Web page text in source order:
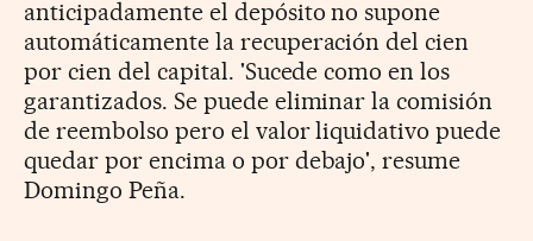
anticipadamente el depósito no supone
automáticamente la recuperación del cien
por cien del capital. 'Sucede como en los
garantizados. Se puede eliminar la comisión
de reembolso pero el valor liquidativo puede
quedar por encima o por debajo', resume
Domingo Peña.